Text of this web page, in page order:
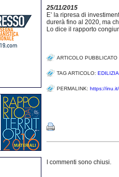
25/11/2015
E’ la ripresa di
durerà fino al 2020, ma
Lo dice il rapporto
ARTICOLO PUBBLICATO
TAG ARTICOLO: EDILIZIA
PERMALINK: https://
I commenti sono chiusi.